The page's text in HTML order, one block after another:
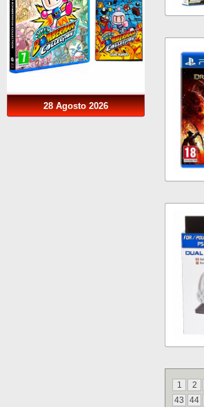
28 Agosto 2026
1 2
43
44